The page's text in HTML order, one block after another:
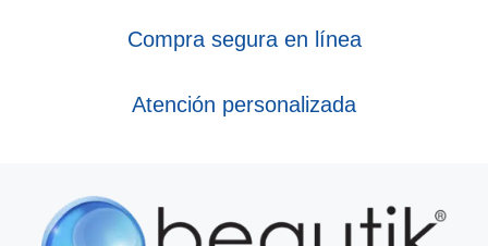
Compra segura en línea
Atención personalizada